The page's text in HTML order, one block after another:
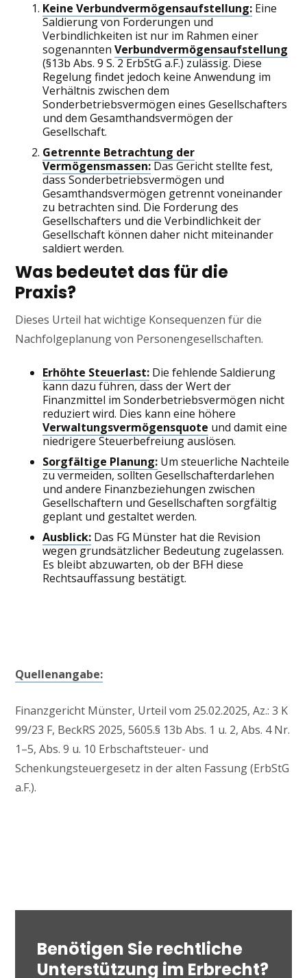
Keine Verbundvermögensaufstellung: Eine
Saldierung von Forderungen und
Verbindlichkeiten ist nur im Rahmen einer
sogenanntenVerbundvermögensaufstellung
(§13b Abs. 9 S. 2 ErbStG a.F.) zulässig. Diese
Regelung findet jedoch keine Anwendung im
Verhältnis zwischen dem
Sonderbetriebsvermögen eines Gesellschafters
und dem Gesamthandsvermögen der
Gesellschaft.
Getrennte Betrachtung der
Vermögensmassen: Das Gericht stellte fest,
dass Sonderbetriebsvermögen und
Gesamthandsvermögen getrennt voneinander
zu betrachten sind. Die Forderung des
Gesellschafters und die Verbindlichkeit der
Gesellschaft können daher nicht miteinander
saldiert werden.
Was bedeutet das für die
Praxis?
Dieses Urteil hat wichtige Konsequenzen für die
Nachfolgeplanung von Personengesellschaften.
Erhöhte Steuerlast: Die fehlende Saldierung
kann dazu führen, dass der Wert der
Finanzmittel im Sonderbetriebsvermögen nicht
reduziert wird. Dies kann eine höhere
Verwaltungsvermögensquote und damit eine
niedrigere Steuerbefreiung auslösen.
Sorgfältige Planung: Um steuerliche Nachteile
zu vermeiden, sollten Gesellschafterdarlehen
und andere Finanzbeziehungen zwischen
Gesellschaftern und Gesellschaften sorgfältig
geplant und gestaltet werden.
Ausblick: Das FG Münster hat die Revision
wegen grundsätzlicher Bedeutung zugelassen.
Es bleibt abzuwarten, ob der BFH diese
Rechtsauffassung bestätigt.
Quellenangabe:
Finanzgericht Münster, Urteil vom 25.02.2025, Az.: 3 K
99/23 F, BeckRS 2025, 5605.§ 13b Abs. 1 u. 2, Abs. 4 Nr.
1–5, Abs. 9 u. 10 Erbschaftsteuer- und
Schenkungsteuergesetz in der alten Fassung (ErbStG
a.F.).
Benötigen Sie rechtliche
Unterstützung im Erbrecht?